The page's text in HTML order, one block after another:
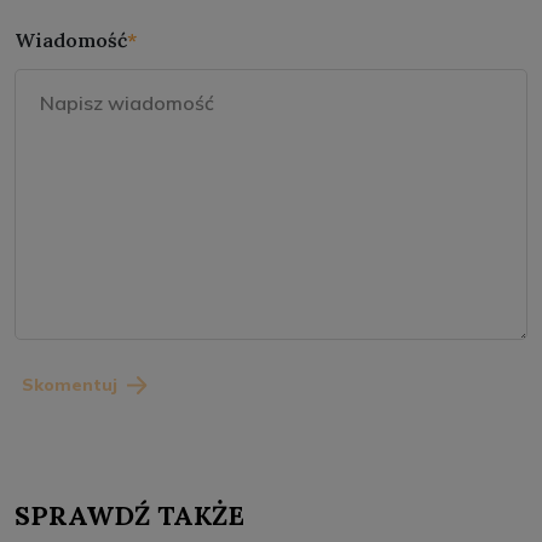
Wiadomość*
Skomentuj
SPRAWDŹ TAKŻE